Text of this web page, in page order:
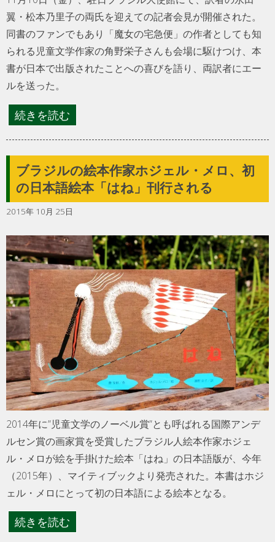
翼・松本乃里子の両氏を迎えての記者会見が開催された。
同書のファンでもあり「魔女の宅急便」の作者としても知
られる児童文学作家の角野栄子さんも会場に駆けつけ、本
書が日本で出版されたことへの喜びを語り、両訳者にエー
ルを送った。
続きを読む
ブラジルの絵本作家ホジェル・メロ、初
の日本語絵本「はね」刊行される
2015年 10月 25日
2014年に”児童文学のノーベル賞”とも呼ばれる国際アンデ
ルセン賞の画家賞を受賞したブラジル人絵本作家ホジェ
ル・メロが絵を手掛けた絵本「はね」の日本語版が、今年
（2015年）、マイティブックより発売された。本書はホジ
ェル・メロにとって初の日本語による絵本となる。
続きを読む